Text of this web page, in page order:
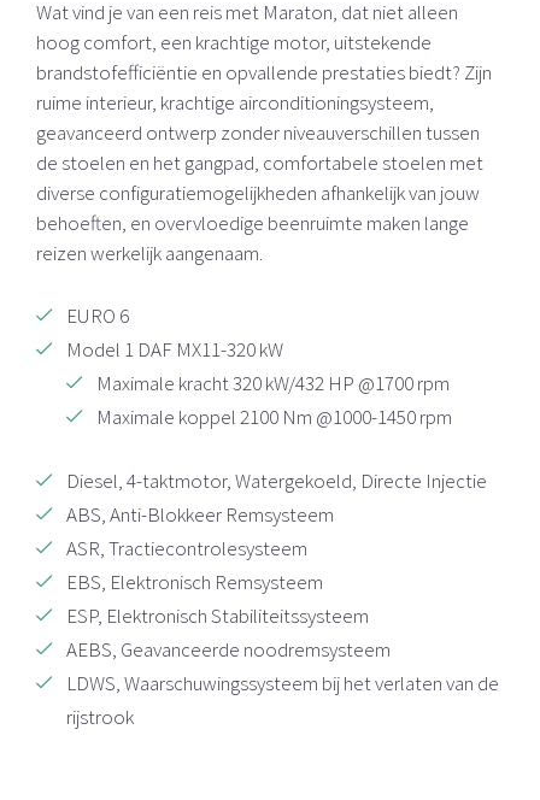
Wat vind je van een reis met Maraton, dat niet alleen
hoog comfort, een krachtige motor, uitstekende
brandstofefficiëntie en opvallende prestaties biedt? Zijn
ruime interieur, krachtige airconditioningsysteem,
geavanceerd ontwerp zonder niveauverschillen tussen
de stoelen en het gangpad, comfortabele stoelen met
diverse configuratiemogelijkheden afhankelijk van jouw
behoeften, en overvloedige beenruimte maken lange
reizen werkelijk aangenaam.
EURO 6
Model 1 DAF MX11-320 kW
Maximale kracht 320 kW/432 HP @1700 rpm
Maximale koppel 2100 Nm @1000-1450 rpm
Diesel, 4-taktmotor, Watergekoeld, Directe Injectie
ABS, Anti-Blokkeer Remsysteem
ASR, Tractiecontrolesysteem
EBS, Elektronisch Remsysteem
ESP, Elektronisch Stabiliteitssysteem
AEBS, Geavanceerde noodremsysteem
LDWS, Waarschuwingssysteem bij het verlaten van de
rijstrook